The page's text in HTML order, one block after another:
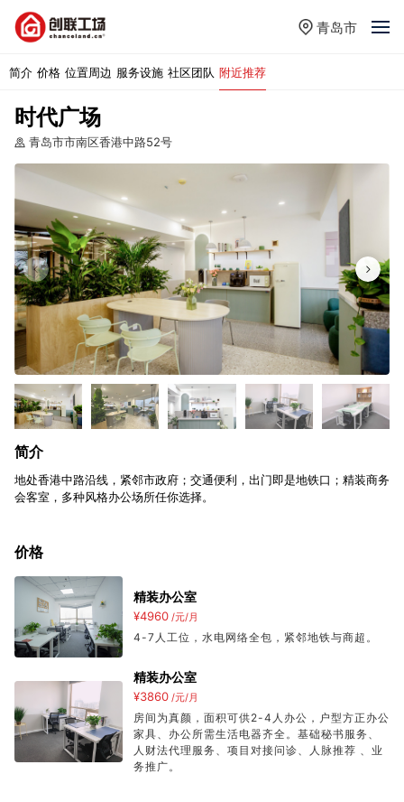
青岛市
简介 价格 位置周边 服务设施 社区团队 附近推荐
时代广场
青岛市市南区香港中路52号
简介
地处香港中路沿线，紧邻市政府；交通便利，出门即是地铁口；精装商务
会客室，多种风格办公场所任你选择。
价格
精装办公室
¥4960 /元/月
4-7人工位，水电网络全包，紧邻地铁与商超。
精装办公室
¥3860 /元/月
房间为真颜，面积可供2-4人办公，户型方正办公
家具、办公所需生活电器齐全。基础秘书服务、
人财法代理服务、项目对接问诊、人脉推荐 、业
务推广。